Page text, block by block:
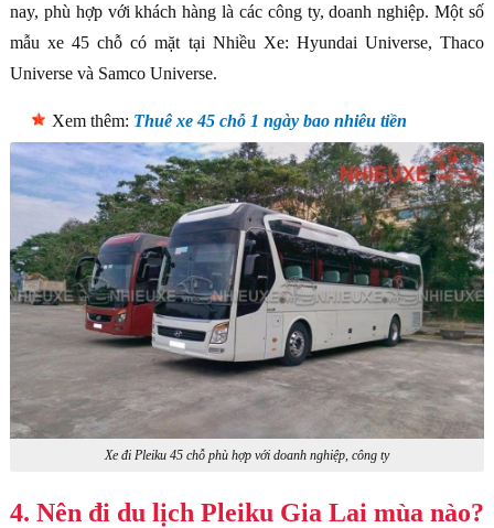
nay, phù hợp với khách hàng là các công ty, doanh nghiệp. Một số
mẫu xe 45 chỗ có mặt tại Nhiều Xe: Hyundai Universe, Thaco
Universe và Samco Universe.
Xem thêm: Thuê xe 45 chỗ 1 ngày bao nhiêu tiền
Xe đi Pleiku 45 chỗ phù hợp với doanh nghiệp, công ty
4. Nên đi du lịch Pleiku Gia Lai mùa nào?